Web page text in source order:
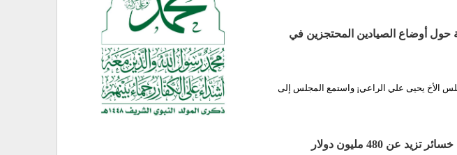
حول أوضاع الصيادين المحتجزين في
الأخ يحيى علي الراعي¡ واستمع المجلس إلى
480 مليون دولار